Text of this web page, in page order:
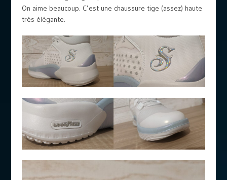
On aime beaucoup. C’est une chaussure tige (assez) haute
très élégante.